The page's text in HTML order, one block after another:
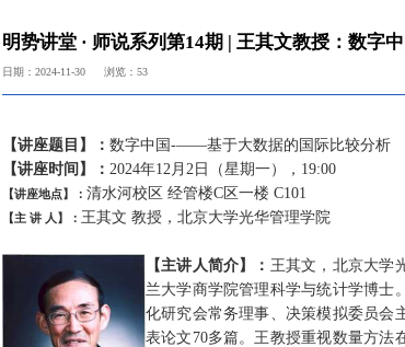
明势讲堂 · 师说系列第14期 | 王其文教授：数
日期：2024-11-30 浏览： 53
【讲座题目】： 数字中国-——基于大数据的国际比较分析
【讲座时间】： 2024年12月2日（星期一），19:00
【讲座地点】： 清水河校区 经管楼C区一楼 C101
【主 讲 人】： 王其文 教授，北京大学光华管理学院
【主讲人简介】： 王其文，北京大学
兰大学商学院管理科学与统计学博士
化研究会常务理事、决策模拟委员会
表论文70多篇。王教授重视数量方法